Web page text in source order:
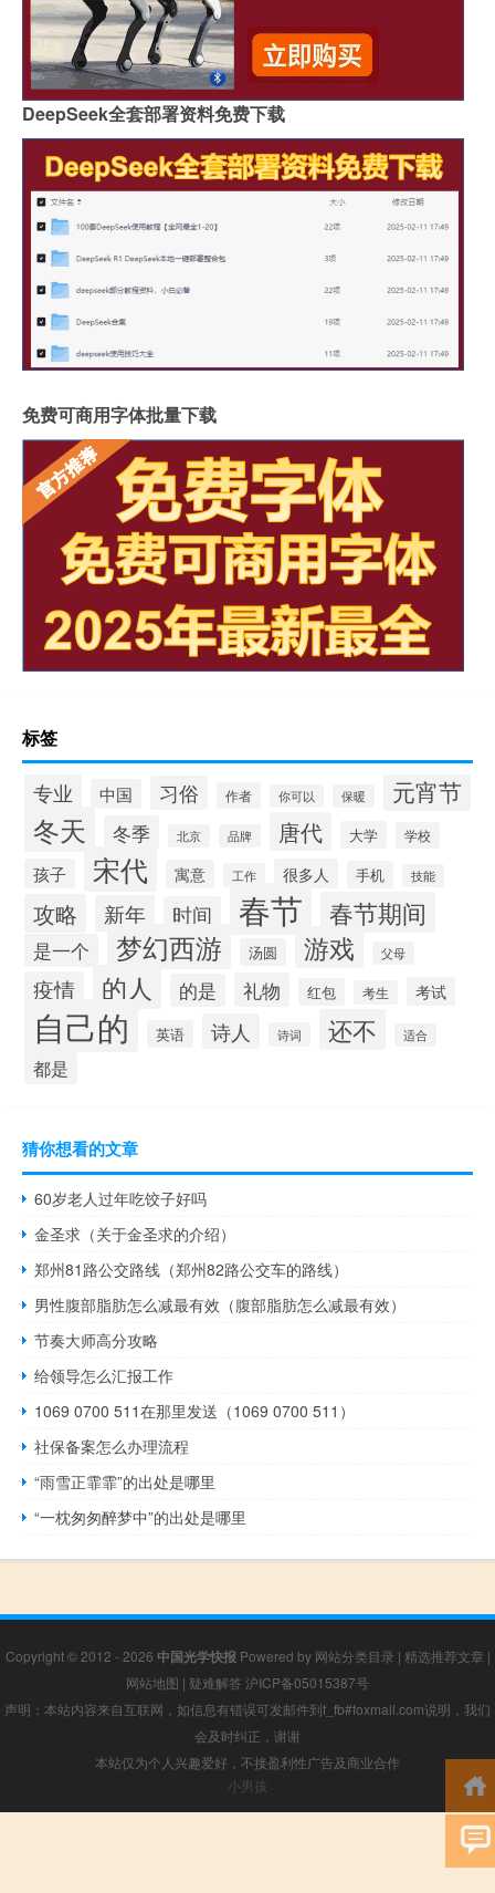
DeepSeek全套部署资料免费下载
免费可商用字体批量下载
标签
专业 中国 习俗 作者 你可以 保暖 元宵节
冬天 冬季 北京 品牌 唐代 大学 学校
孩子 宋代 寓意 工作 很多人 手机 技能
攻略 新年 时间 春节 春节期间
是一个 梦幻西游 汤圆 游戏 父母
疫情 的人 的是 礼物 红包 考生 考试
自己的 英语 诗人 诗词 还不 适合
都是
猜你想看的文章
60岁老人过年吃饺子好吗
金圣求（关于金圣求的介绍）
郑州81路公交路线（郑州82路公交车的路线）
男性腹部脂肪怎么减最有效（腹部脂肪怎么减最有效）
节奏大师高分攻略
给领导怎么汇报工作
1069 0700 511在那里发送（1069 0700 511）
社保备案怎么办理流程
“雨雪正霏霏”的出处是哪里
“一枕匆匆醉梦中”的出处是哪里
Copyright © 2012 - 2026 中国光学快报 Powered by 网站分类目录 | 精选推荐文章 |
网站地图 | 疑难解答 沪ICP备05015387号
声明：本站内容来自互联网，如信息有错误可发邮件到f_fb#foxmail.com说明，我们
会及时纠正，谢谢
本站仅为个人兴趣爱好，不接盈利性广告及商业合作
小男孩